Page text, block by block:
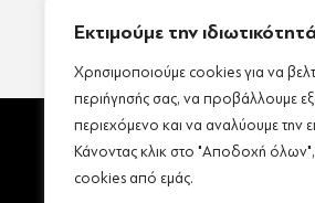
Εκτιμούμε την
Χρησιμοποιούμε cookies για να
περιήγησής σας, να προβάλλουμε
περιεχόμενο και να αναλύουμε την
Κάνοντας κλικ στο "Αποδοχή όλων",
cookies από εμάς.